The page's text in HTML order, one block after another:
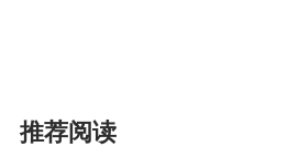
推荐阅读